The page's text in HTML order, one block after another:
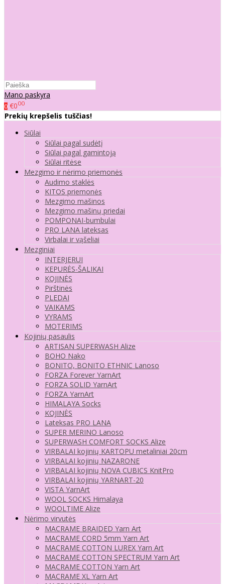
Mano paskyra
0 €000
Prekių krepšelis tuščias!
Siūlai
Siūlai pagal sudėtį
Siūlai pagal gamintoją
Siūlai ritėse
Mezgimo ir nėrimo priemonės
Audimo staklės
KITOS priemonės
Mezgimo mašinos
Mezgimo mašinų priedai
POMPONAI-bumbulai
PRO LANA lateksas
Virbalai ir vąšeliai
Mezginiai
INTERJERUI
KEPURĖS-ŠALIKAI
KOJINĖS
Pirštinės
PLEDAI
VAIKAMS
VYRAMS
MOTERIMS
Kojinių pasaulis
ARTISAN SUPERWASH Alize
BOHO Nako
BONITO, BONITO ETHNIC Lanoso
FORZA Forever YarnArt
FORZA SOLID YarnArt
FORZA YarnArt
HIMALAYA Socks
KOJINĖS
Lateksas PRO LANA
SUPER MERINO Lanoso
SUPERWASH COMFORT SOCKS Alize
VIRBALAI kojinių KARTOPU metaliniai 20cm
VIRBALAI kojinių NAZARONE
VIRBALAI kojinių NOVA CUBICS KnitPro
VIRBALAI kojinių YARNART-20
VISTA YarnArt
WOOL SOCKS Himalaya
WOOLTIME Alize
Nėrimo virvutės
MACRAME BRAIDED Yarn Art
MACRAME CORD 5mm Yarn Art
MACRAME COTTON LUREX Yarn Art
MACRAME COTTON SPECTRUM Yarn Art
MACRAME COTTON Yarn Art
MACRAME XL Yarn Art